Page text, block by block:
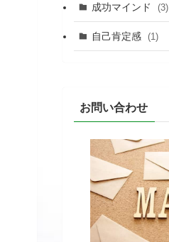
成功マインド (3)
自己肯定感 (1)
お問い合わせ